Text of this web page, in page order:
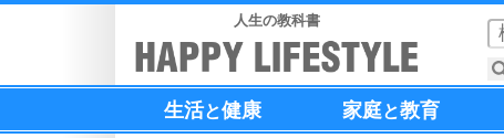
人生の教科書
生活と健康 家庭と教育